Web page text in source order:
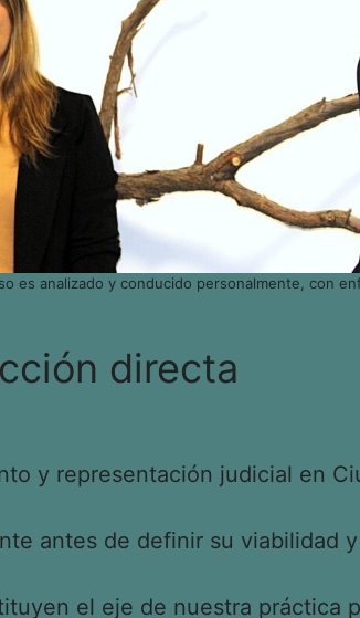
es analizado y conducido personalmente, con
directa
y representación judicial en
antes de definir su viabilidad
el eje de nuestra práctica